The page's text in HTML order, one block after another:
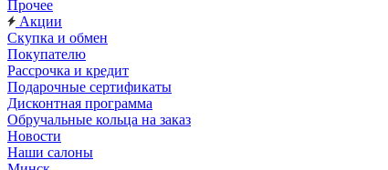
Прочее
Акции
Скупка и обмен
Покупателю
Рассрочка и кредит
Подарочные сертификаты
Дисконтная программа
Обручальные кольца на заказ
Новости
Наши салоны